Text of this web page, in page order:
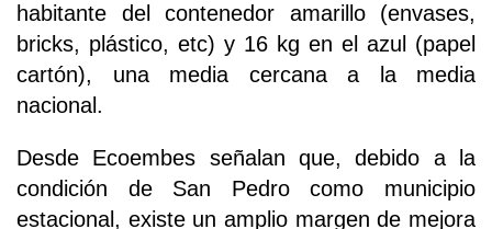
habitante del contenedor amarillo (envases,
bricks, plástico, etc) y 16 kg en el azul (papel
cartón), una media cercana a la media
nacional.
Desde Ecoembes señalan que, debido a la
condición de San Pedro como municipio
estacional, existe un amplio margen de mejora